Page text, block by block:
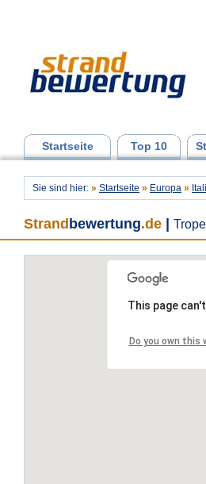
Startseite Top 10
Sie sind hier: » Startseite » Europa »
Strand bewertung.de
This page
Do you own this